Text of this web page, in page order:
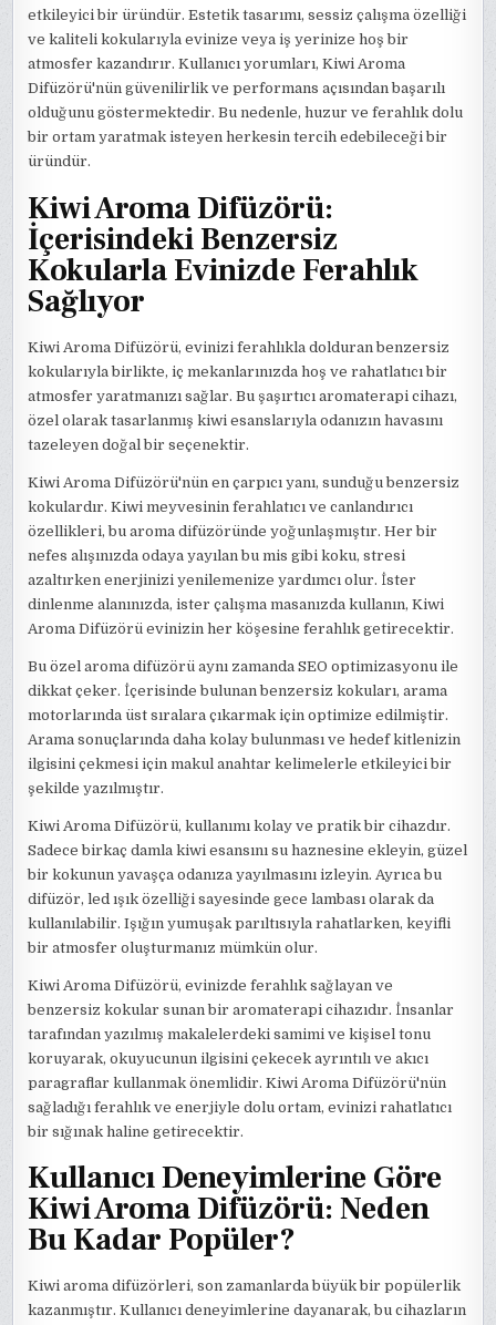
etkileyici bir üründür. Estetik tasarımı, sessiz çalışma özelliği
ve kaliteli kokularıyla evinize veya iş yerinize hoş bir
atmosfer kazandırır. Kullanıcı yorumları, Kiwi Aroma
Difüzörü'nün güvenilirlik ve performans açısından başarılı
olduğunu göstermektedir. Bu nedenle, huzur ve ferahlık dolu
bir ortam yaratmak isteyen herkesin tercih edebileceği bir
üründür.
Kiwi Aroma Difüzörü:
İçerisindeki Benzersiz
Kokularla Evinizde Ferahlık
Sağlıyor
Kiwi Aroma Difüzörü, evinizi ferahlıkla dolduran benzersiz
kokularıyla birlikte, iç mekanlarınızda hoş ve rahatlatıcı bir
atmosfer yaratmanızı sağlar. Bu şaşırtıcı aromaterapi cihazı,
özel olarak tasarlanmış kiwi esanslarıyla odanızın havasını
tazeleyen doğal bir seçenektir.
Kiwi Aroma Difüzörü'nün en çarpıcı yanı, sunduğu benzersiz
kokulardır. Kiwi meyvesinin ferahlatıcı ve canlandırıcı
özellikleri, bu aroma difüzöründe yoğunlaşmıştır. Her bir
nefes alışınızda odaya yayılan bu mis gibi koku, stresi
azaltırken enerjinizi yenilemenize yardımcı olur. İster
dinlenme alanınızda, ister çalışma masanızda kullanın, Kiwi
Aroma Difüzörü evinizin her köşesine ferahlık getirecektir.
Bu özel aroma difüzörü aynı zamanda SEO optimizasyonu ile
dikkat çeker. İçerisinde bulunan benzersiz kokuları, arama
motorlarında üst sıralara çıkarmak için optimize edilmiştir.
Arama sonuçlarında daha kolay bulunması ve hedef kitlenizin
ilgisini çekmesi için makul anahtar kelimelerle etkileyici bir
şekilde yazılmıştır.
Kiwi Aroma Difüzörü, kullanımı kolay ve pratik bir cihazdır.
Sadece birkaç damla kiwi esansını su haznesine ekleyin, güzel
bir kokunun yavaşça odanıza yayılmasını izleyin. Ayrıca bu
difüzör, led ışık özelliği sayesinde gece lambası olarak da
kullanılabilir. Işığın yumuşak parıltısıyla rahatlarken, keyifli
bir atmosfer oluşturmanız mümkün olur.
Kiwi Aroma Difüzörü, evinizde ferahlık sağlayan ve
benzersiz kokular sunan bir aromaterapi cihazıdır. İnsanlar
tarafından yazılmış makalelerdeki samimi ve kişisel tonu
koruyarak, okuyucunun ilgisini çekecek ayrıntılı ve akıcı
paragraflar kullanmak önemlidir. Kiwi Aroma Difüzörü'nün
sağladığı ferahlık ve enerjiyle dolu ortam, evinizi rahatlatıcı
bir sığınak haline getirecektir.
Kullanıcı Deneyimlerine Göre
Kiwi Aroma Difüzörü: Neden
Bu Kadar Popüler?
Kiwi aroma difüzörleri, son zamanlarda büyük bir popülerlik
kazanmıştır. Kullanıcı deneyimlerine dayanarak, bu cihazların